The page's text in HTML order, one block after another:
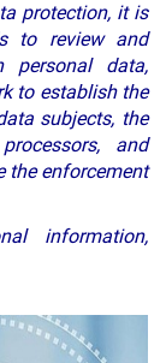
protection, it is
to review and
personal data,
to establish the
subjects, the
and
the enforcement
information,